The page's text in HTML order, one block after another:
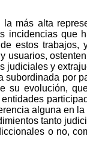
más alta
incidencias que
estos
y
por
su evolución,
alguna en
tanto
o no,